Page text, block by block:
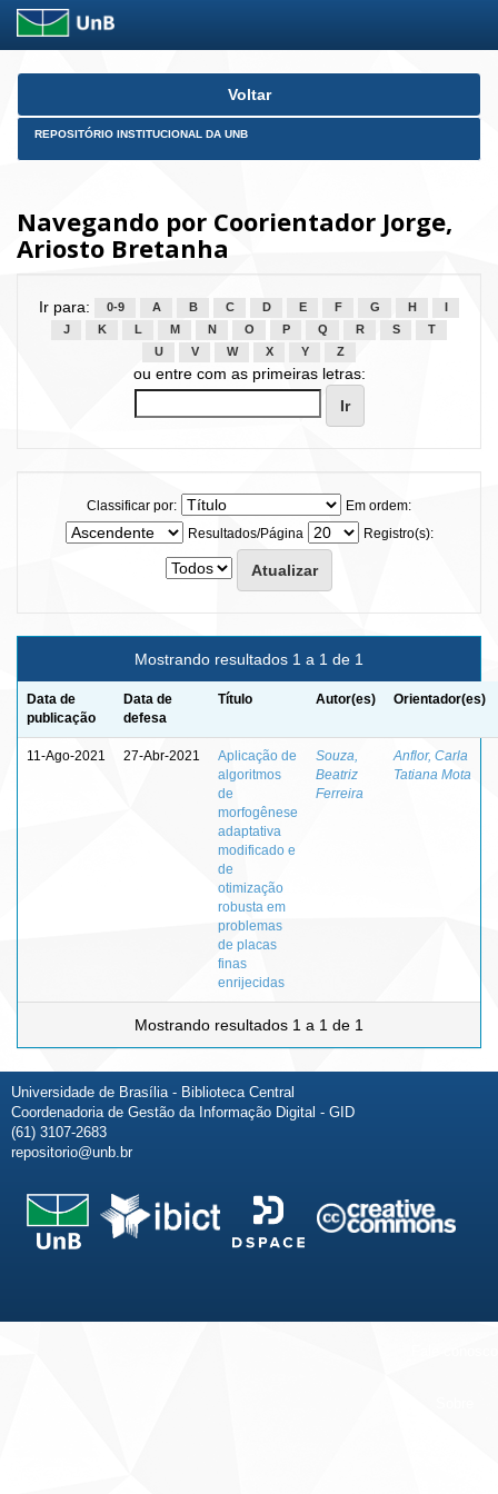
Skip
Voltar
REPOSITÓRIO INSTITUCIONAL DA UNB
Navegando por Coorientador Jorge,
Ariosto Bretanha
Ir para: 0-9 A B C D E F G H
J
K L M N O P Q R S
T
U
V W X Y Z
ou entre com as primeiras letras:
Classificar por:
Em ordem:
Resultados/Página
Registro(s):
Mostrando resultados 1 a 1 de 1
Data de
publicação
Data de
defesa
Título Autor(es) Orientador(es)
11-Ago-2021 27-Abr-2021
Aplicação de
algoritmos
de
morfogênese
adaptativa
modificado e
de
otimização
robusta em
problemas
de placas
finas
enrijecidas
Souza,
Beatriz
Ferreira
Anflor, Carla
Tatiana Mota
Mostrando resultados 1 a 1 de 1
Universidade de Brasília - Biblioteca Central
Coordenadoria de Gestão da Informação Digital - GID
(61) 3107-2683
repositorio@unb.br